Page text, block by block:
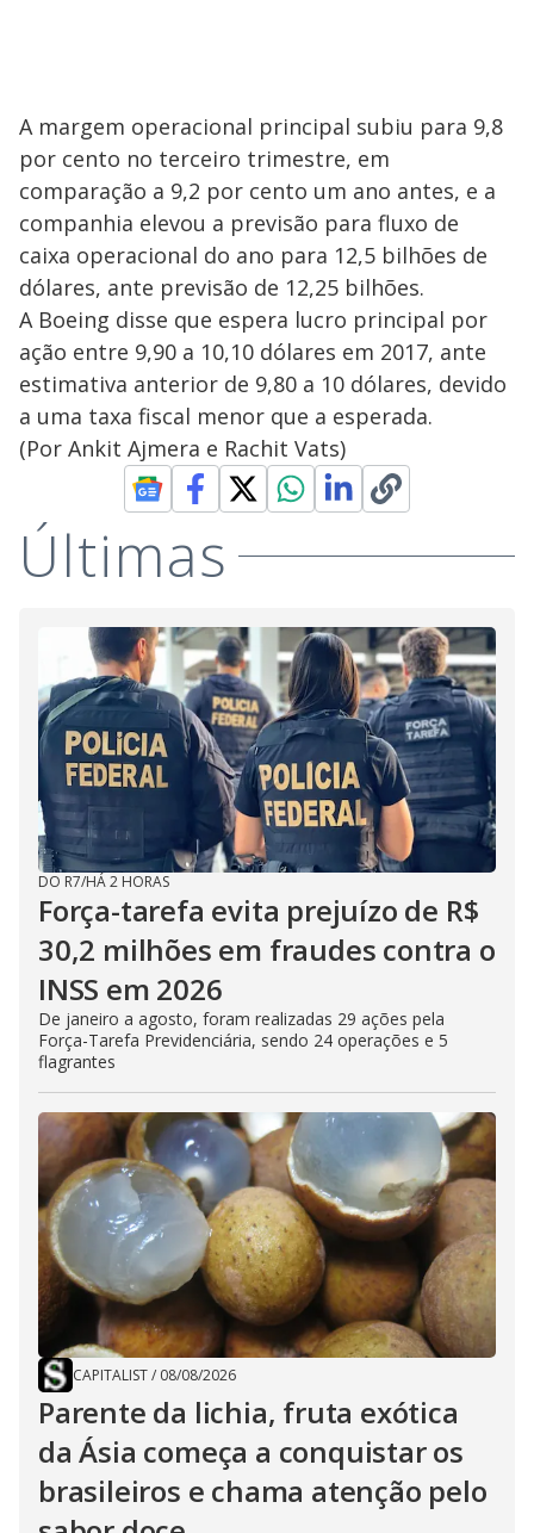
A margem operacional principal subiu para 9,8
por cento no terceiro trimestre, em
comparação a 9,2 por cento um ano antes, e a
companhia elevou a previsão para fluxo de
caixa operacional do ano para 12,5 bilhões de
dólares, ante previsão de 12,25 bilhões.
A Boeing disse que espera lucro principal por
ação entre 9,90 a 10,10 dólares em 2017, ante
estimativa anterior de 9,80 a 10 dólares, devido
a uma taxa fiscal menor que a esperada.
(Por Ankit Ajmera e Rachit Vats)
Últimas
DO R7/HÁ 2 HORAS
Força-tarefa evita prejuízo de R$
30,2 milhões em fraudes contra o
INSS em 2026
De janeiro a agosto, foram realizadas 29 ações pela
Força-Tarefa Previdenciária, sendo 24 operações e 5
flagrantes
CAPITALIST/ 08/08/2026
Parente da lichia, fruta exótica
da Ásia começa a conquistar os
brasileiros e chama atenção pelo